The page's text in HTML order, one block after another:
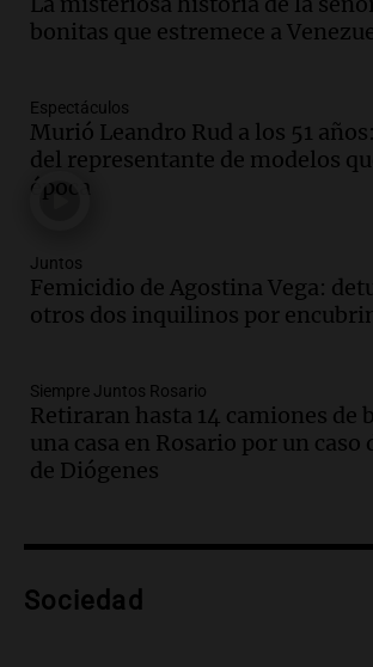
Audio.Media sanción a la ley
inviolabilidad: un avance para
Panorama Federal
Episodios
Audio.Promocionan cortes
ante la caída de consumo de
Episodios
Audio.Fieles movilizados
Episodios
Audio.Se registra inusual
Zapala, Neuquén, con más
Audio.Controversia en el
bonitas que estremece a
Espectáculos
Murió Leandro Rud a los 51
del representante de modelos
época
Juntos
Femicidio de Agostina Vega:
otros dos inquilinos por
Siempre Juntos Rosario
Retiraran hasta 14 camiones de
una casa en Rosario por un caso
de Diógenes
Sociedad